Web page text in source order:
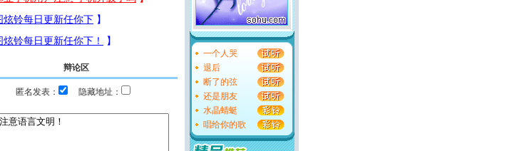
辩论区
匿名发表：
隐藏地址：
一个人哭
退后
断了的弦
还是朋友
水晶蜻蜓
唱给你的歌